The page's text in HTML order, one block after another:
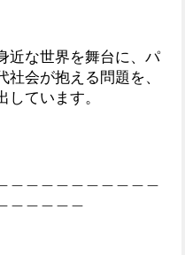
近な世界を舞台に、パ
会が抱える問題を、
ています。